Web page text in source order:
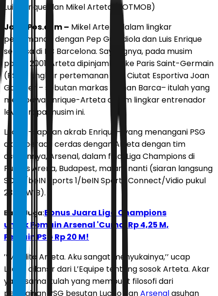
Luis Enrique dan Mikel Arteta (FOTMOB)
JawaPos.com – Mikel Arteta dalam lingkar
pertemanan dengan Pep Guardiola dan Luis Enrique
semasa di FC Barcelona. Sayangnya, pada musim
panas 2001, Arteta dipinjamkan ke Paris Saint-Germain
(PSG). Lingkar pertemanan dari Ciutat Esportiva Joan
Gamper – sebutan markas latihan Barca– itulah yang
membawa Enrique-Arteta dalam lingkar entrenador
level Eropa musim ini.
Lucho –sapaan akrab Enrique– yang menangani PSG
akan beradu cerdas dengan Arteta dengan tim
asuhannya, Arsenal, dalam final Liga Champions di
Puskas Arena, Budapest, malam nanti (siaran langsung
SCTV/beIN Sports 1/beIN Sports Connect/Vidio pukul
23.00 WIB).
Baca Juga:Bonus Juara Liga Champions
untuk Pemain Arsenal 'Cuma' Rp 4,25 M,
Pemain PSG Rp 20 M!
’’Mikelito Arteta. Aku sangat menyukainya,’’ ucap
Lucho dilansir dari L’Equipe tentang sosok Arteta. Akar
yang sama itulah yang membuat filosofi dari
permainan PSG besutan Lucho danArsenalasuhan